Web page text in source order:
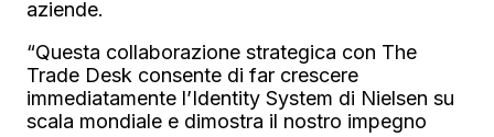
aziende.
“Questa collaborazione strategica con The
Trade Desk consente di far crescere
immediatamente l’Identity System di Nielsen su
scala mondiale e dimostra il nostro impegno